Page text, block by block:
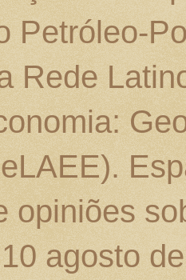
Petróleo-
Rede
opiniões
agosto